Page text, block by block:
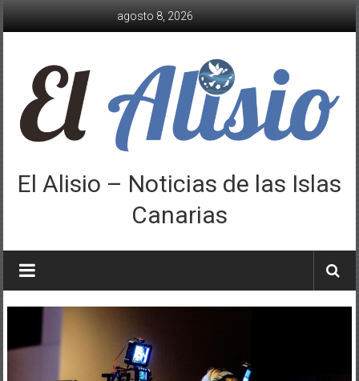
agosto 8, 2026
El Alisio – Noticias de las Islas
Canarias